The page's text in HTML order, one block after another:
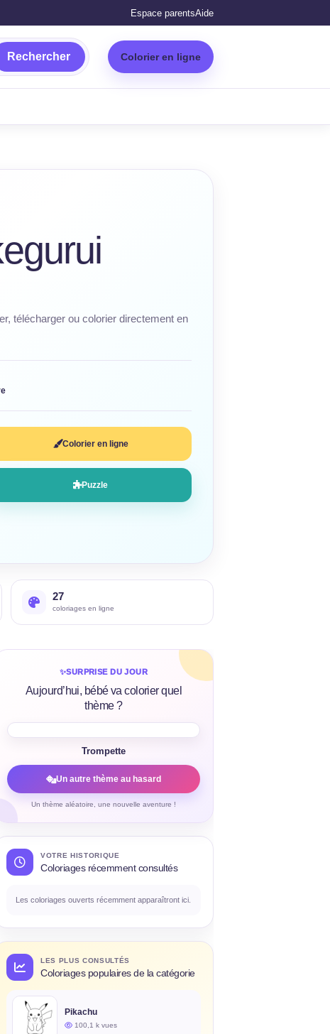
Espace parentsAide
Rechercher Colorier en ligne
télécharger ou colorier directement en
Colorier en ligne
Puzzle
27
coloriages en ligne
✨SURPRISE DU JOUR
Aujourd’hui, bébé va colorier quel
thème ?
Trompette
Un autre thème au hasard
Un thème aléatoire, une nouvelle aventure !
VOTRE HISTORIQUE
Coloriages récemment consultés
Les coloriages ouverts récemment apparaîtront ici.
LES PLUS CONSULTÉS
Coloriages populaires de la catégorie
Pikachu
100,1 k vues